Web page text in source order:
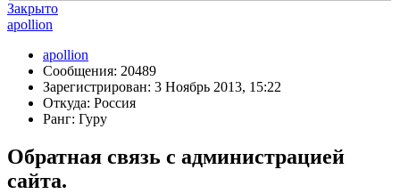
Закрыто
apollion
apollion
Сообщения: 20489
Зарегистрирован: 3 Ноябрь 2013, 15:22
Откуда: Россия
Ранг: Гуру
Обратная связь с администрацией
сайта.